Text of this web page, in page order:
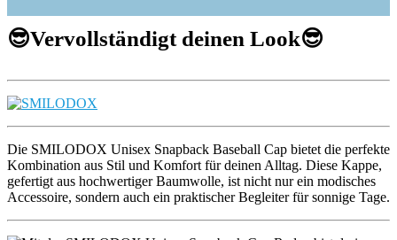
😎Vervollständigt deinen Look😎
Die SMILODOX Unisex Snapback Baseball Cap bietet die perfekte
Kombination aus Stil und Komfort für deinen Alltag. Diese Kappe,
gefertigt aus hochwertiger Baumwolle, ist nicht nur ein modisches
Accessoire, sondern auch ein praktischer Begleiter für sonnige Tage.